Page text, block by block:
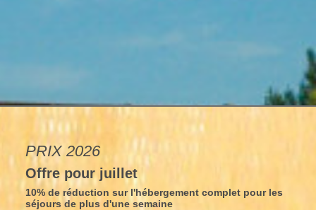
PRIX 2026
Offre pour juillet
10% de réduction sur l'hébergement complet pour les
séjours de plus d'une semaine